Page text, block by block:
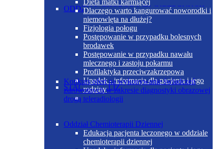
ODDZIAŁ CHORÓB WEWNĘTRZNYCH
STACJA DIALIZ
Dieta matki karmiącej
Dlaczego warto kangurować noworodki i
niemowlęta na dłużej?
Fizjologia połogu
Postępowanie w przypadku bolesnych
brodawek
Postępowanie w przypadku nawału
mlecznego i zastoju pokarmu
Profilaktyka przeciwzakrzepowa
Upadek - informacja dla pacjenta i jego
rodziny
Oddział Chemioterapii Dziennej
Edukacja pacjenta leczonego w oddziale
chemioterapii dziennej
Konkurs ofert na wykonywanie świadczeń
zdrowotnych w zakresie diagnostyki obrazowej
drogą teleradiologii